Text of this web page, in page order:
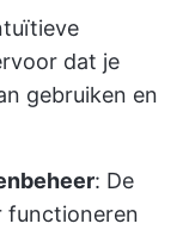
dat je
gebruiken en
: De
functioneren